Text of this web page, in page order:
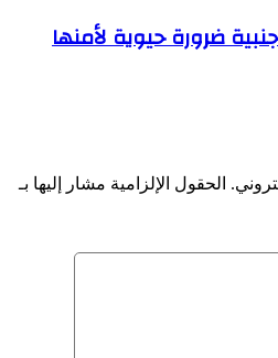
ضرورة حيوية لأمنها
الحقول الإلزامية مشار إليها بـ